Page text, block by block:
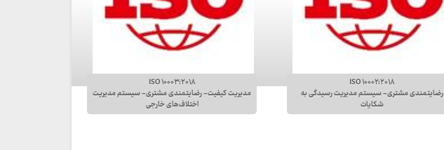
ISO ۱۰۰۰۲:۲۰۱۸
رضایتمندی مشتری- سیستم مدیریت رسیدگی به
شکایات
ISO ۱۰۰۰۳:۲۰۱۸
مدیریت کیفیت- رضایتمندی مشتری- سیستم مدیریت
اختلاف‌های خارجی